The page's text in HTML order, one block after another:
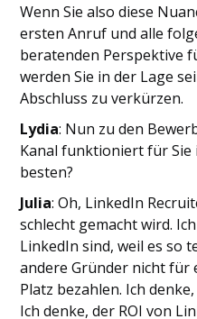
Wenn Sie also diese
ersten Anruf und alle
beratenden Perspektive
werden Sie in der Lage
Abschluss zu verkürzen.
Lydia: Nun zu den
Kanal funktioniert für Sie
besten?
Julia: Oh, LinkedIn
schlecht gemacht wird.
LinkedIn sind, weil es so
andere Gründer nicht für
Platz bezahlen. Ich
Ich denke, der ROI von